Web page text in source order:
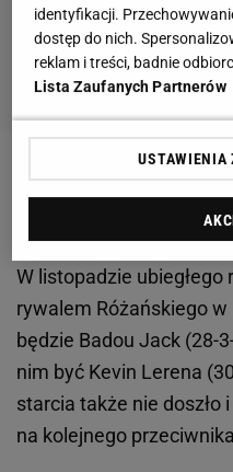
Zobacz wideoSuzuki
Polska wygrała z
W listopadzie ubiegłego
rywalem Różańskiego
będzie Badou Jack (28-
nim być Kevin Lerena
starcia także nie doszło
na kolejnego
identyfikacji.
dostęp do nich.
reklam i treści, badnie
Lista Zaufanych Partnerów
USTAWIENIA